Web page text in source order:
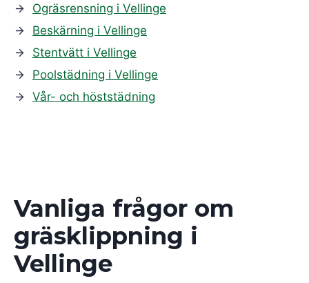
Ogräsrensning i Vellinge
Beskärning i Vellinge
Stentvätt i Vellinge
Poolstädning i Vellinge
Vår- och höststädning
Vanliga frågor om
gräsklippning i
Vellinge